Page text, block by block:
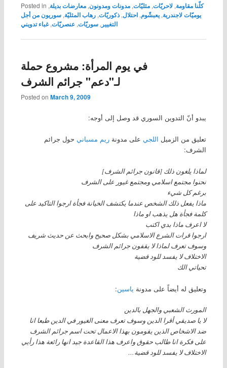
Posted in كلّنا مقاومة,لاحريّات,مثليّات,مدونات ومدونون,معارضات بديلة,
يوميّات لاجندرية,يعبشّوم,احتلال,ذكوريّات,رهاب المثليّة,سوريون من أجل
التغيير,سوريّات,عنصريّات,غباء تدويني
في يوم المرأة: مشروع حملة
لـ"دعم" جرائم الشرف
Posted on March 9, 2009
يبدو أنّ التدوين السوري قد وصل إلى أوجه:
تعليق من الزميل اللجي على مدونة ريم مسبانيحول جرائم
الشرف:
لماذا يلغون ذلك [قانون جرائم الشرف]
نحنوا مجتمع اسلامي ومجتمع غيور على الشرف
برغم كل شيء
ماذا يفعل ذلك الشخص عندما يكتشف الخيانة فجأة ارجوا التاكيد على
كلمة فجأة هل يذهب او ماذا
لا اعرف ماذا بدي اكتب
ارجوا قرات الشرع الاسلامي بشكل صحيح وابحث عن حديث شريف
وسوف تعرف لماذا لا يقفون جرائم الشرف
الاختلاف لا يفسد للود قضية
تحياتي الك
وتعليق له أيضاً على مدونة ياسين:
المورث الشعبي والجهل بالدين
لا يا صديقي أقرا الدين وسوف تعرف معنى الغيور في الدين طبعا انا
ضد الاشخاص الذين يقومون بهذا الاعمال تحت اسم جرائم الشرف
على فكرة انا طالب حقوق واعرف هذا القاعدة جيد انها رائعة هذا رأيي
الاختلاف لا يفسد للود قضية…